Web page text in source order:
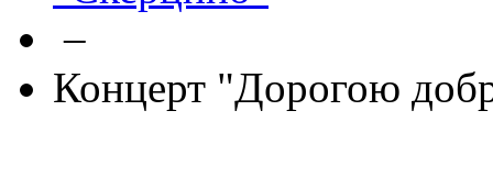
–
Концерт "Дорогою